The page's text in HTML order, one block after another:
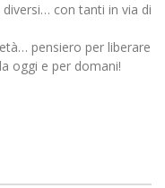
con tanti in via di
pensiero per liberare
oggi e per domani!